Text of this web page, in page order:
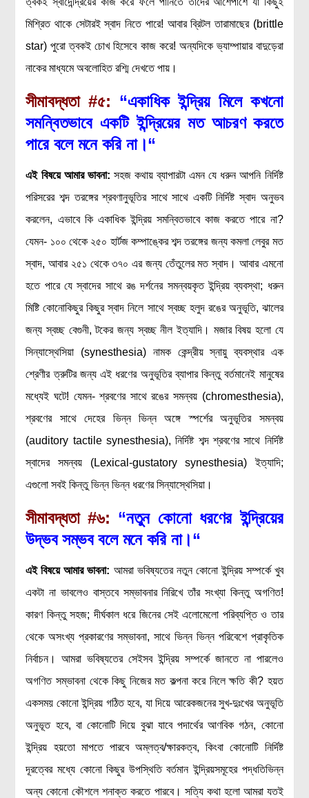
মিশ্রিত থাকে সেটারই স্বাদ নিতে পারে! আবার ব্রিটল তারামাছের (brittle
star) পুরো ত্বকই চোখ হিসেবে কাজ করে! অন্যদিকে ভ্যাম্পায়ার বাদুড়েরা
নাকের মাধ্যমে অবলোহিত রশ্মি দেখতে পায়।
সীমাবদ্ধতা#৫: “একাধিক ইন্দ্রিয় মিলে কখনো
সমন্বিতভাবে একটি ইন্দ্রিয়ের মত আচরণ করতে
পারে বলে মনে করি না।“
এই বিষয়ে আমার ভাবনা: সহজ কথায় ব্যাপারটা এমন যে ধরুন আপনি নির্দিষ্ট
পরিসরের শব্দ তরঙ্গের শ্রবণানুভূতির সাথে সাথে একটি নির্দিষ্ট স্বাদ অনুভব
করলেন, এভাবে কি একাধিক ইন্দ্রিয় সমন্বিতভাবে কাজ করতে পারে না?
যেমন- ১০০ থেকে ২৫০ হার্টজ কম্পাঙ্কের শব্দ তরঙ্গের জন্য কমলা লেবুর মত
স্বাদ, আবার ২৫১ থেকে ৩৭০ এর জন্য তেঁতুলের মত স্বাদ। আবার এমনো
হতে পারে যে স্বাদের সাথে রঙ দর্শনের সমন্বয়কৃত ইন্দ্রিয় ব্যবস্থা; ধরুন
মিষ্টি কোনোকিছুর কিছুর স্বাদ নিলে সাথে স্বচ্ছ হলুদ রঙের অনুভূতি, ঝালের
জন্য স্বচ্ছ বেগুনী, টকের জন্য স্বচ্ছ নীল ইত্যাদি। মজার বিষয় হলো যে
সিন্যাস্থেসিয়া (synesthesia) নামক কেন্দ্রীয় স্নায়ু ব্যবস্থার এক
শ্রেণীর ত্রুটির জন্য এই ধরণের অনুভূতির ব্যাপার কিন্তু বর্তমানেই মানুষের
মধ্যেই ঘটে! যেমন- শ্রবণের সাথে রঙের সমন্বয় (chromesthesia),
শ্রবণের সাথে দেহের ভিন্ন ভিন্ন অঙ্গে স্পর্শের অনুভূতির সমন্বয়
(auditory tactile synesthesia), নির্দিষ্ট শব্দ শ্রবণের সাথে নির্দিষ্ট
স্বাদের সমন্বয় (Lexical-gustatory synesthesia) ইত্যাদি;
এগুলো সবই কিন্তু ভিন্ন ভিন্ন ধরণের সিন্যাস্থেসিয়া।
সীমাবদ্ধতা#৬: “নতুন কোনো ধরণের ইন্দ্রিয়ের
উদ্ভব সম্ভব বলে মনে করি না।“
এই বিষয়ে আমার ভাবনা: আমরা ভবিষ্যতের নতুন কোনো ইন্দ্রিয় সম্পর্কে খুব
একটা না ভাবলেও বাস্তবে সম্ভাবনার নিরিখে তাঁর সংখ্যা কিন্তু অগণিত!
কারণ কিন্তু সহজ; দীর্ঘকাল ধরে জিনের সেই এলোমেলো পরিব্যপ্তি ও তার
থেকে অসংখ্য প্রকারণের সম্ভাবনা, সাথে ভিন্ন ভিন্ন পরিবেশে প্রাকৃতিক
নির্বাচন। আমরা ভবিষ্যতের সেইসব ইন্দ্রিয় সম্পর্কে জানতে না পারলেও
অগণিত সম্ভাবনা থেকে কিছু নিজের মত কল্পনা করে নিলে ক্ষতি কী? হয়ত
একসময় কোনো ইন্দ্রিয় গঠিত হবে, যা দিয়ে আরেকজনের সুখ-দুঃখের অনুভূতি
অনুভূত হবে, বা কোনোটি দিয়ে বুঝা যাবে পদার্থের আণবিক গঠন, কোনো
ইন্দ্রিয় হয়তো মাপতে পারবে অম্লত্ব/ক্ষারকত্ব, কিংবা কোনোটি নির্দিষ্ট
দূরত্বের মধ্যে কোনো কিছুর উপস্থিতি বর্তমান ইন্দ্রিয়সমূহের পদ্ধতিভিন্ন
অন্য কোনো কৌশলে শনাক্ত করতে পারবে। সত্যি কথা হলো আমরা যতই